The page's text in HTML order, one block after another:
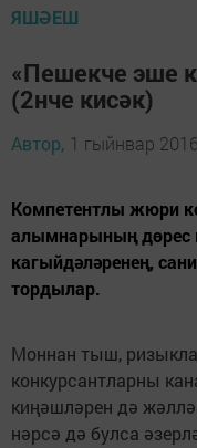
ЯШӘЕШ
«Пешекче эше
(2нче кисәк)
Автор, 1 гыйнвар
Компетентлы жюри
алымнарының
кагыйдәләренең,
тордылар.
Моннан тыш,
конкурсантларны
киңәшләрен дә
нәрсә дә булса